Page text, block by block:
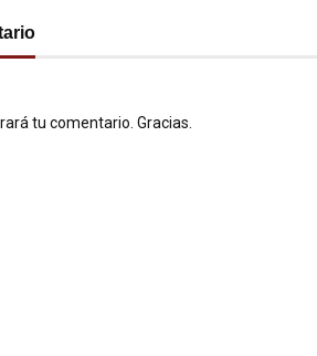
tu comentario. Gracias.